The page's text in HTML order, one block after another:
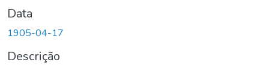
Data
1905-04-17
Descrição